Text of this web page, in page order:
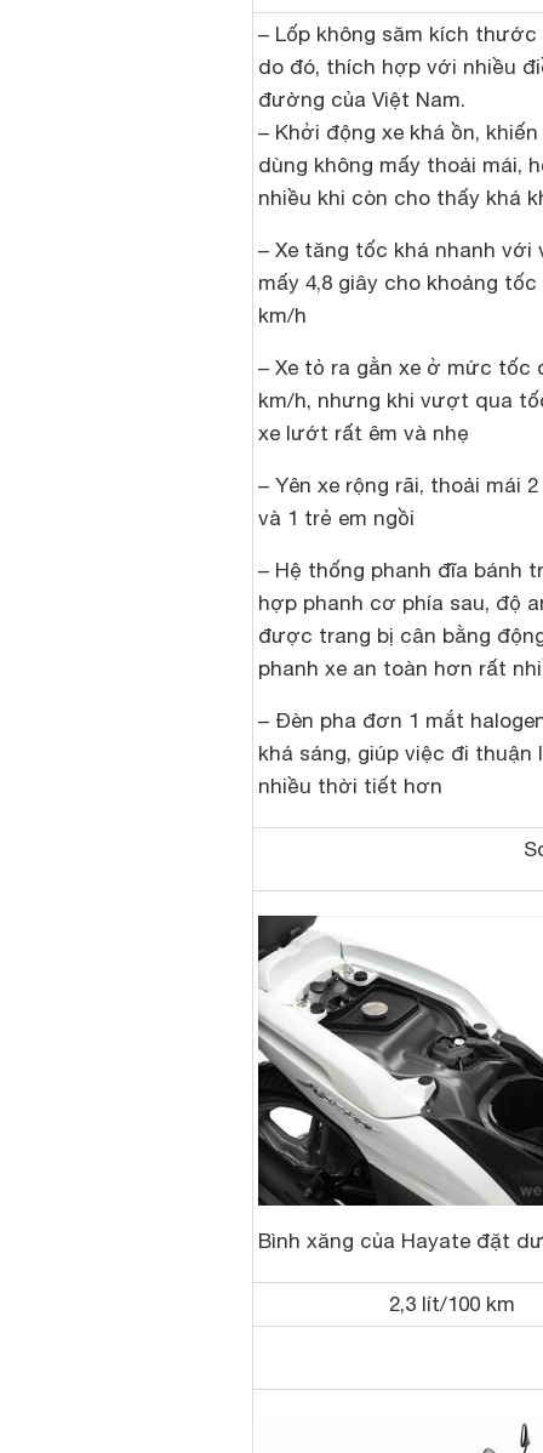
– Lốp không săm kích thước
do đó, thích hợp với nhiều
đường của Việt Nam.
– Khởi động xe khá ồn,
dùng không mấy thoải mái,
nhiều khi còn cho thấy khá
– Xe tăng tốc khá nhanh với
mấy 4,8 giây cho khoảng tốc
km/h
– Xe tỏ ra gằn xe ở mức tốc
km/h, nhưng khi vượt qua
xe lướt rất êm và nhẹ
– Yên xe rộng rãi, thoải mái
và 1 trẻ em ngồi
– Hệ thống phanh đĩa bánh
hợp phanh cơ phía sau, độ
được trang bị cân bằng
phanh xe an toàn hơn rất
– Đèn pha đơn 1 mắt
khá sáng, giúp việc đi thuận
nhiều thời tiết hơn
Bình xăng của Hayate đặt
2,3 lít/100 km